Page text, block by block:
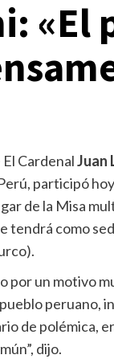
«El
El CardenalJuan
participó
de la Misa
tendrá como
por un motivo
peruano,
de polémica,
dijo.